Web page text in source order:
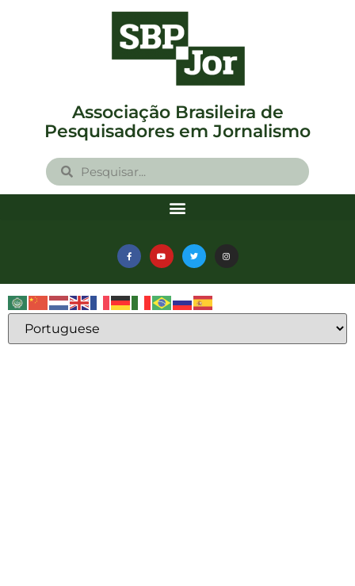
Associação Brasileira de
Pesquisadores em Jornalismo